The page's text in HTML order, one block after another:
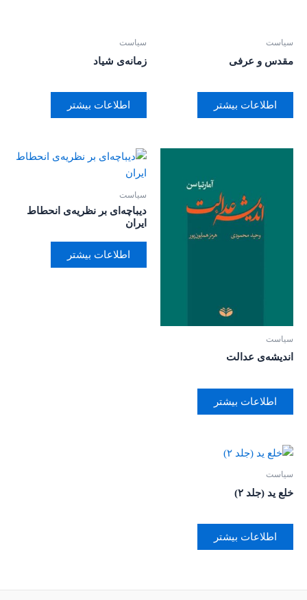
سیاست
مقدس و عرفی
اطلاعات بیشتر
سیاست
زمانه‌ی شیاد
اطلاعات بیشتر
سیاست
اندیشه‌ی عدالت
اطلاعات بیشتر
سیاست
دیباچه‌ای بر نظریه‌ی انحطاط
ایران
اطلاعات بیشتر
سیاست
خلع ید (جلد ۲)
اطلاعات بیشتر